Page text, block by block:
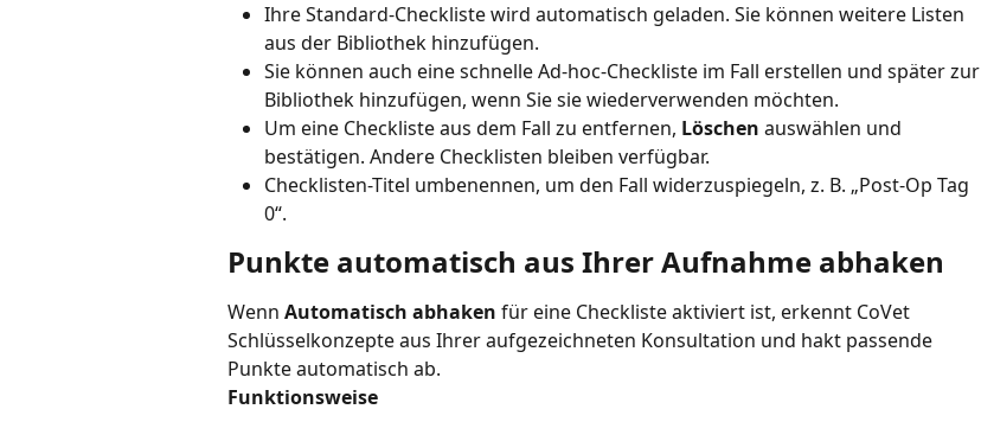
Ihre Standard-Checkliste wird automatisch geladen. Sie können weitere Listen
aus der Bibliothek hinzufügen.
Sie können auch eine schnelle Ad-hoc-Checkliste im Fall erstellen und später zur
Bibliothek hinzufügen, wenn Sie sie wiederverwenden möchten.
Um eine Checkliste aus dem Fall zu entfernen, Löschen auswählen und
bestätigen. Andere Checklisten bleiben verfügbar.
Checklisten-Titel umbenennen, um den Fall widerzuspiegeln, z. B. „Post-Op Tag
0“.
Punkte automatisch aus Ihrer Aufnahme abhaken
Wenn Automatisch abhaken für eine Checkliste aktiviert ist, erkennt CoVet
Schlüsselkonzepte aus Ihrer aufgezeichneten Konsultation und hakt passende
Punkte automatisch ab.
Funktionsweise